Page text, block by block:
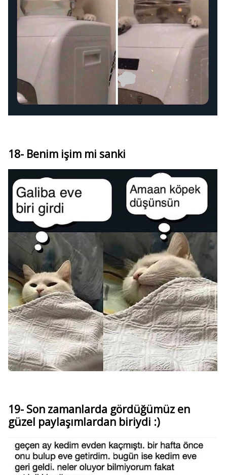
18- Benim işim mi sanki
19- Son zamanlarda gördüğümüz en
güzel paylaşımlardan biriydi :)